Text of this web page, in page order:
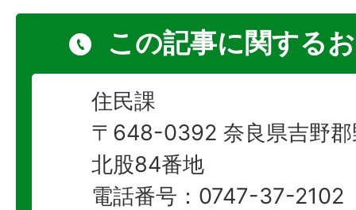
この記事に関する
住民課
〒648-0392 奈良県吉野郡
北股84番地
電話番号：0747-37-2102